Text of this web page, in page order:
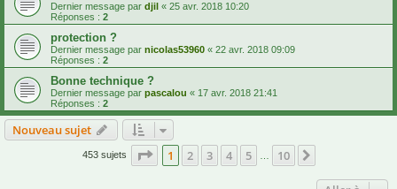
Dernier message par djil « 25 avr. 2018 10:20
Réponses : 2
protection ?
Dernier message par nicolas53960 « 22 avr. 2018 09:09
Réponses : 2
Bonne technique ?
Dernier message par pascalou « 17 avr. 2018 21:41
Réponses : 2
Nouveau sujet
453 sujets Page 1sur10
1 2 3 4 5 10